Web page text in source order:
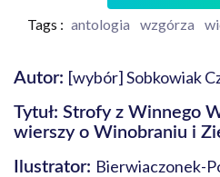
Tags : antologia wzgórza
Autor: [wybór] Sobkowiak
Tytuł: Strofy z Winnego
wierszy o Winobraniu i
Ilustrator: Bierwiaczonek-